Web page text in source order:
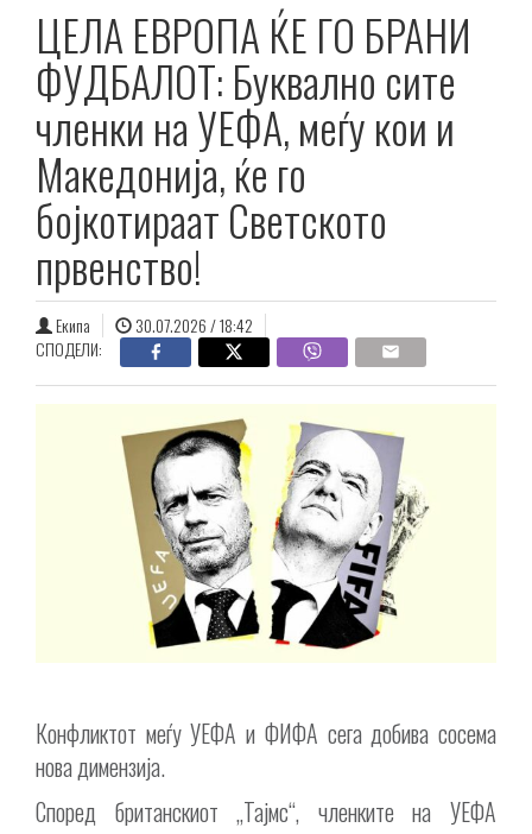
ЦЕЛА ЕВРОПА ЌЕ ГО БРАНИ
ФУДБАЛОТ: Буквално сите
членки на УЕФА, меѓу кои и
Македонија, ќе го
бојкотираат Светското
првенство!
Екипа
30.07.2026 / 18:42
СПОДЕЛИ:
Конфликтот меѓу УЕФА и ФИФА сега добива сосема
нова димензија.
Според британскиот „Тајмс“, членките на УЕФА